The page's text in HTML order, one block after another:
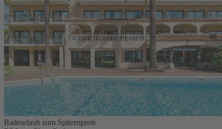
Badeurlaub zum Spitzenpreis